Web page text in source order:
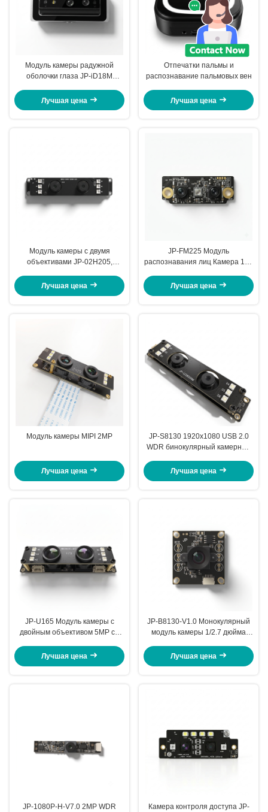
Модуль камеры радужной
оболочки глаза JP-iD18M
оболочки глаза 5 мегапикселей
Инфракрасный 810 нм Черный
Лучшая цена
Отпечатки пальмы и
распознавание пальмовых вен
Лучшая цена
Модуль камеры с двумя
объективами JP-02H205,
в секунду при разрешении
Лучшая цена
JP-FM225 Модуль
распознавания лиц Камера 100
Точность Интерфейс USB
Лучшая цена
Модуль камеры MIPI 2MP
Лучшая цена
JP-S8130 1920x1080 USB 2.0
WDR бинокулярный камерный
распознавания лиц в реальном
Лучшая цена
JP-U165 Модуль камеры с
двойным объективом 5MP со
широкого динамического
диапазона
Лучшая цена
JP-B8130-V1.0 Монокулярный
модуль камеры 1/2.7 дюйма
Pattern
Лучшая цена
JP-1080P-H-V7.0 2MP WDR
Камера контроля доступа JP-